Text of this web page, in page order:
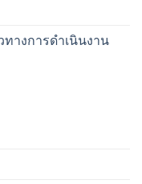
างการดำเนินงาน